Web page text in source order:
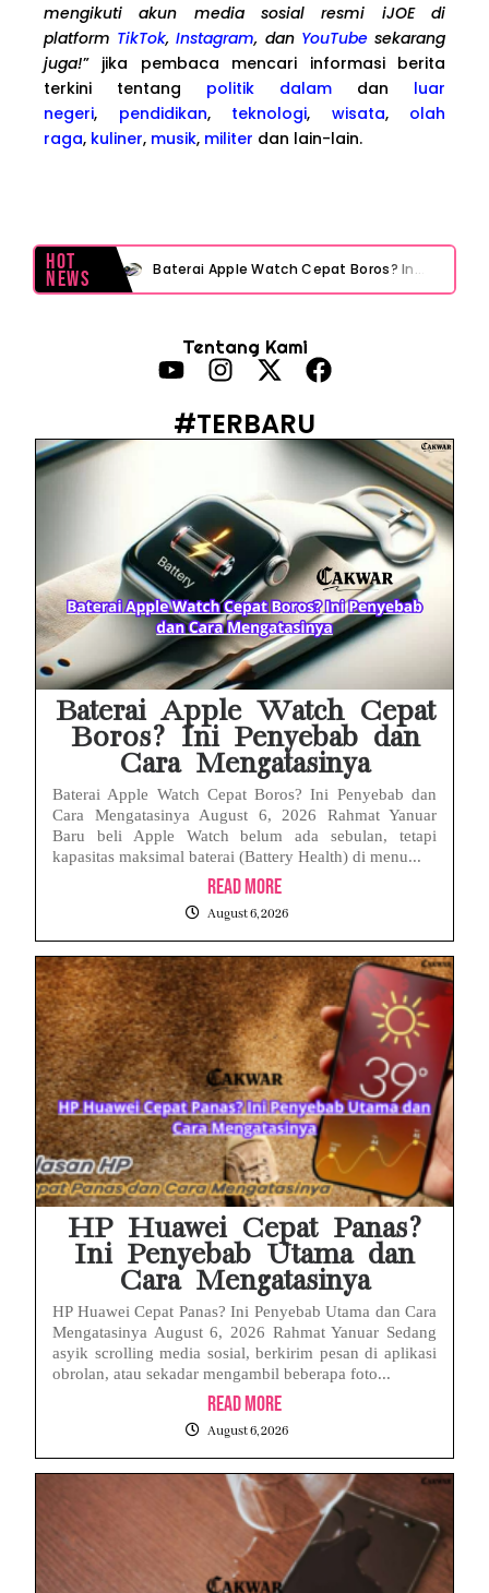
mengikuti akun media sosial resmi iJOE di
platform TikTok,Instagram, dan YouTubesekarang
juga!” jika pembaca mencari informasi berita
terkini tentang politik dalam dan luar
negeri, pendidikan, teknologi, wisata, olah
raga, kuliner, musik, militer dan lain-lain.
Hot
News Baterai Apple Watch Cepat Boros? Ini Penyebab dan Cara Mengatasinya
Eks Jampidsus Febrie Adriansyah Tersangka Korupsi Asabri Tapi Masih Terima Gaji: Mengapa Begitu?
Eks Dirut KBS Tersangka Korupsi Pakan Satwa Rp10,2 Miliar: Ironi Gelar Doktor Akuntabilitas
Kejagung Tetapkan Tersangka Baru Korupsi BGN! Ulasan Skandal Pengadaan
Motor Listrik BGN Rp1 Triliun Berujung Korupsi dan Disegel Kejagung
Tentang Kami
#TERBARU
Baterai Apple Watch Cepat
Boros? Ini Penyebab dan
Cara Mengatasinya
Baterai Apple Watch Cepat Boros? Ini Penyebab dan
Cara Mengatasinya August 6, 2026 Rahmat Yanuar
Baru beli Apple Watch belum ada sebulan, tetapi
kapasitas maksimal baterai (Battery Health) di menu...
Read More
August 6, 2026
HP Huawei Cepat Panas?
Ini Penyebab Utama dan
Cara Mengatasinya
HP Huawei Cepat Panas? Ini Penyebab Utama dan Cara
Mengatasinya August 6, 2026 Rahmat Yanuar Sedang
asyik scrolling media sosial, berkirim pesan di aplikasi
obrolan, atau sekadar mengambil beberapa foto...
Read More
August 6, 2026